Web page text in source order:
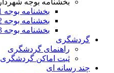
بخشنامه بوجه
بخشنامه بوجه 1401 شهرداری ها
بخشنامه بوجه 1402 شهرداری ها
بخشنامه بوجه 1403 شهرداری ها
گردشگری
راهنمای گردشگری
ثبت اماکن گردشگری
چند رسانه ای